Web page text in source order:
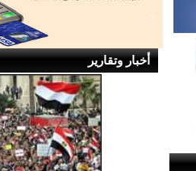
أخبار وتقارير